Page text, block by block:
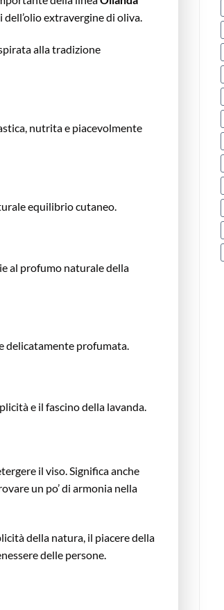
extravergine di oliva.
alla tradizione
nutrita e piacevolmente
equilibrio cutaneo.
al profumo naturale della
delicatamente profumata.
e il fascino della lavanda.
il viso. Significa anche
un po’ di armonia nella
della natura, il piacere della
delle persone.